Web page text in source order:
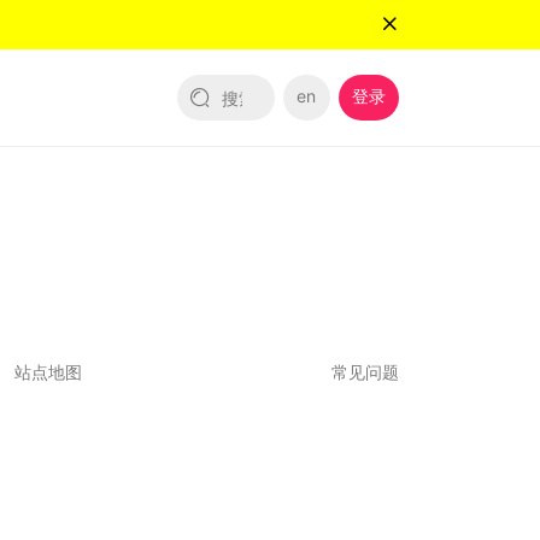
en 登录
站点地图 常见问题